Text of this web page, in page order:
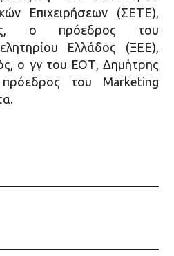
Επιχειρήσεων (ΣΕΤΕ),
ο πρόεδρος του
Ελλάδος (ΞΕΕ),
ο γγ του ΕΟΤ, Δημήτρης
του Marketing